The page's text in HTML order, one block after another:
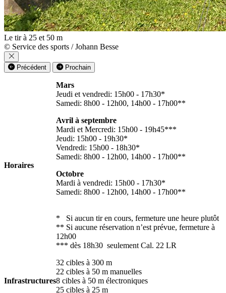
Le tir à 25 et 50 m
© Service des sports / Johann Besse
Précédent Prochain
Horaires
Mars
Jeudi et vendredi: 15h00 - 17h30*
Samedi: 8h00 - 12h00, 14h00 - 17h00**
Avril à septembre
Mardi et Mercredi: 15h00 - 19h45***
Jeudi: 15h00 - 19h30*
Vendredi: 15h00 - 18h30*
Samedi: 8h00 - 12h00, 14h00 - 17h00**
Octobre
Mardi à vendredi: 15h00 - 17h30*
Samedi: 8h00 - 12h00, 14h00 - 17h00**
* Si aucun tir en cours, fermeture une heure plutôt
** Si aucune réservation n’est prévue, fermeture à
12h00
*** dès 18h30 seulement Cal. 22 LR
Infrastructures
32 cibles à 300 m
22 cibles à 50 m manuelles
8 cibles à 50 m électroniques
25 cibles à 25 m